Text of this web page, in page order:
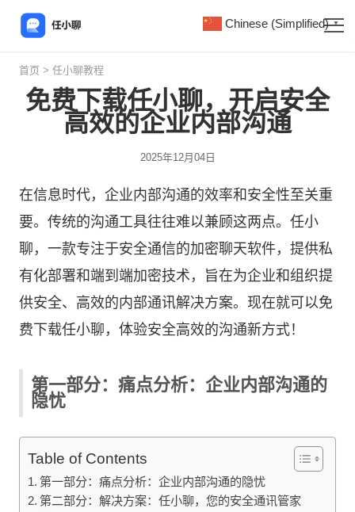
首页 > 任小聊教程
免费下载任小聊，开启安全
高效的企业内部沟通
2025年12月04日
在信息时代，企业内部沟通的效率和安全性至关重
要。传统的沟通工具往往难以兼顾这两点。 任小
聊 ，一款专注于安全通信的加密聊天软件，提供私
有化部署和端到端加密技术，旨在为企业和组织提
供安全、高效的内部通讯解决方案。现在就可以免
费下载任小聊，体验安全高效的沟通新方式！
第一部分：痛点分析：企业内部沟通的
隐忧
Table of Contents
第一部分：痛点分析：企业内部沟通的隐忧
第二部分：解决方案：任小聊，您的安全通讯管家
Chinese (Simplified) ▼